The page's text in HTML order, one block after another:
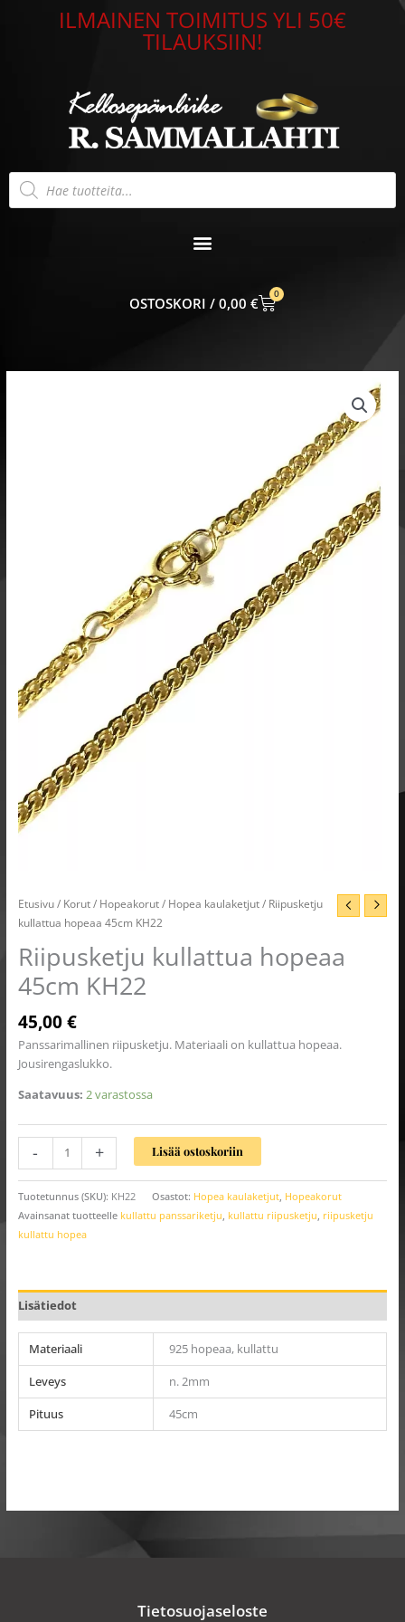
ILMAINEN TOIMITUS YLI 50€
TILAUKSIIN!
Products
search
0,00 €
0
CART
Etusivu/ Korut/ Hopeakorut/ Hopea kaulaketjut/ Riipusketju
kullattua hopeaa 45cm KH22
Riipusketju kullattua hopeaa
45cm KH22
45,00€
Panssarimallinen riipusketju. Materiaali on kullattua hopeaa.
Jousirengaslukko.
Saatavuus: 2 varastossa
- + Lisää ostoskoriin
Tuotetunnus (SKU): KH22 Osastot: Hopea kaulaketjut, Hopeakorut
Avainsanat tuotteelle kullattu panssariketju, kullattu riipusketju, riipusketju
kullattu hopea
Lisätiedot
Materiaali
925 hopeaa, kullattu
Leveys
n. 2mm
Pituus
45cm
Tietosuojaseloste